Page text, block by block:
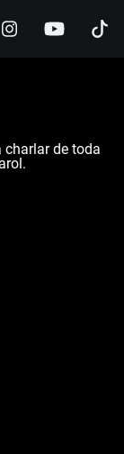
charlar de toda